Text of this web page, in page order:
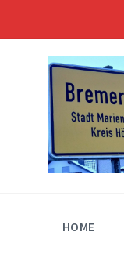
content
main
footer
HOME